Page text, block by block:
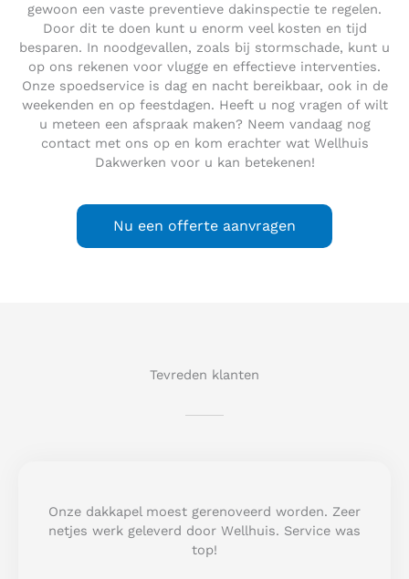
gewoon een vaste preventieve dakinspectie te regelen.
Door dit te doen kunt u enorm veel kosten en tijd
besparen. In noodgevallen, zoals bij stormschade, kunt u
op ons rekenen voor vlugge en effectieve interventies.
Onze spoedservice is dag en nacht bereikbaar, ook in de
weekenden en op feestdagen. Heeft u nog vragen of wilt
u meteen een afspraak maken? Neem vandaag nog
contact met ons op en kom erachter wat Wellhuis
Dakwerken voor u kan betekenen!
Nu een offerte aanvragen
Tevreden klanten
Onze dakkapel moest gerenoveerd worden. Zeer
netjes werk geleverd door Wellhuis. Service was
top!